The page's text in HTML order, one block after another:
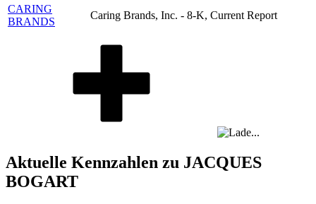
CARING
BRANDS
Caring Brands, Inc. - 8-K, Current Report
Aktuelle Kennzahlen zu JACQUES
BOGART